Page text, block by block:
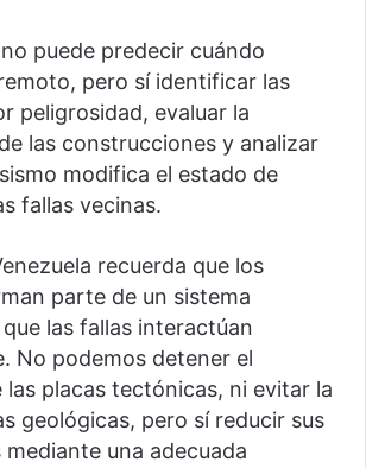
puede predecir cuándo
pero sí identificar las
peligrosidad, evaluar la
las construcciones y analizar
modifica el estado de
fallas vecinas.
recuerda que los
parte de un sistema
las fallas interactúan
No podemos detener el
placas tectónicas, ni evitar la
geológicas, pero sí reducir sus
una adecuada